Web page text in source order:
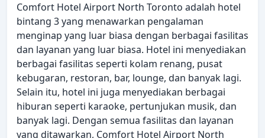
Comfort Hotel Airport North Toronto adalah hotel
bintang 3 yang menawarkan pengalaman
menginap yang luar biasa dengan berbagai fasilitas
dan layanan yang luar biasa. Hotel ini menyediakan
berbagai fasilitas seperti kolam renang, pusat
kebugaran, restoran, bar, lounge, dan banyak lagi.
Selain itu, hotel ini juga menyediakan berbagai
hiburan seperti karaoke, pertunjukan musik, dan
banyak lagi. Dengan semua fasilitas dan layanan
yang ditawarkan, Comfort Hotel Airport North